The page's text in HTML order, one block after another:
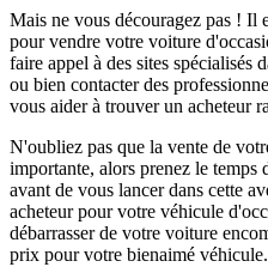
Mais ne vous découragez pas ! Il
pour vendre votre voiture
faire appel à des sites spécialisés
ou bien contacter des
vous aider à trouver un acheteur
N'oubliez pas que la vente de
importante, alors prenez le
avant de vous lancer dans cette
acheteur pour votre véhicule
débarrasser de votre voiture
prix pour votre bienaimé véhicule.